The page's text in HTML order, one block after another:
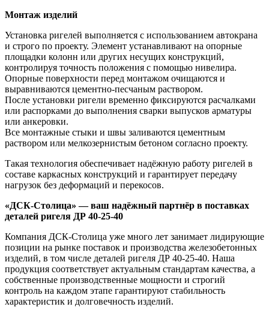
Монтаж изделий
Установка ригелей выполняется с использованием автокрана
и строго по проекту. Элемент устанавливают на опорные
площадки колонн или других несущих конструкций,
контролируя точность положения с помощью нивелира.
Опорные поверхности перед монтажом очищаются и
выравниваются цементно-песчаным раствором.
После установки ригели временно фиксируются расчалками
или распорками до выполнения сварки выпусков арматуры
или анкеровки.
Все монтажные стыки и швы заливаются цементным
раствором или мелкозернистым бетоном согласно проекту.
Такая технология обеспечивает надёжную работу ригелей в
составе каркасных конструкций и гарантирует передачу
нагрузок без деформаций и перекосов.
«ДСК-Столица» — ваш надёжный партнёр в поставках
деталей ригеля ДР 40-25-40
Компания ДСК-Столица уже много лет занимает лидирующие
позиции на рынке поставок и производства железобетонных
изделий, в том числе деталей ригеля ДР 40-25-40. Наша
продукция соответствует актуальным стандартам качества, а
собственные производственные мощности и строгий
контроль на каждом этапе гарантируют стабильность
характеристик и долговечность изделий.